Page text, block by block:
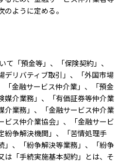
ように定める。
て「預金等」、「保険契約」、
デリバティブ取引」、「外国市場
「金融サービス仲介業」、「預金
媒介業務」、「有価証券等仲介業
介業務」、「金融サービス仲介業
ビス仲介業協会」、「金融サービ
紛争解決機関」、「苦情処理手
」、「紛争解決等業務」、「紛争
は「手続実施基本契約」とは、そ